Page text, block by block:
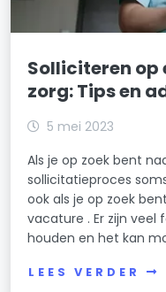
Solliciteren op
zorg: Tips en
5 mei 2023
Als je op zoek bent
sollicitatieproces
ook als je op zoek
vacature . Er zijn
houden en het kan
LEES VERDER